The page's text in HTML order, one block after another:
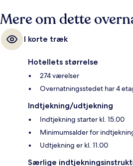
Mere om dette
I korte træk
Hotellets størrelse
274 værelser
Overnatningsstedet har 4
Indtjekning/udtjekning
Indtjekning starter kl. 15.00
Minimumsalder for
Udtjekning er kl. 11.00
Særlige